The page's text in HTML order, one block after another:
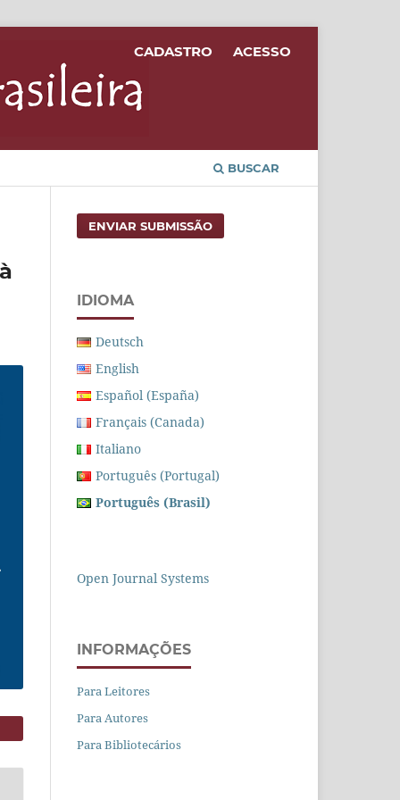
BUSCAR
CADASTRO ACESSO
ENVIAR SUBMISSÃO
IDIOMA
Deutsch
English
Español (España)
Français (Canada)
Italiano
Português (Portugal)
Português (Brasil)
Open Journal Systems
INFORMAÇÕES
Para Leitores
Para Autores
Para Bibliotecários